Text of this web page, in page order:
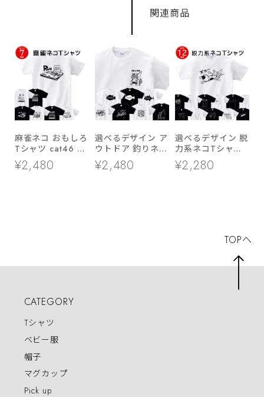
関連商品
麻雀ネコ おもしろ
Tシャツ cat46 国
士無双 緑一色 大
三元 九連宝燈 ロ
¥2,480
選べるデザイン ア
ウトドア 釣りネコ
Tシャツ sp10 釣
り ブラックバス
¥2,480
選べるデザイン 脱
力系ネコTシャツ
cat69 ゆるいイラ
スト 半袖・長袖
¥2,280
CATEGORY
Tシャツ
ベビー服
帽子
マグカップ
Pick up
TOPへ